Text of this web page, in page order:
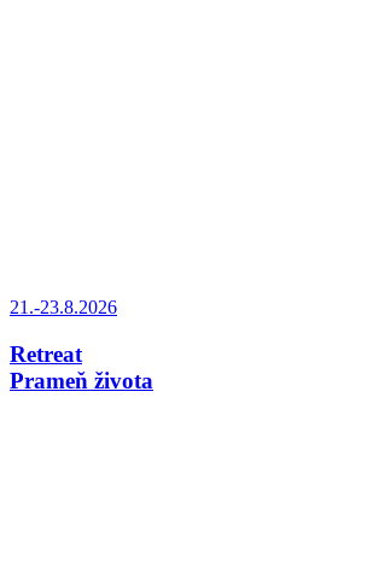
21.-23.8.2026
Retreat
Prameň života